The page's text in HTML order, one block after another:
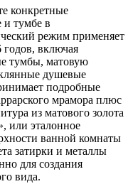
конкретные
и тумбе в
режим применяет
включая
тумбы, матовую
душевые
подробные
мрамора плюс
из матового золота
или эталонное
ванной комнаты
затирки и металлы
для создания
вида.